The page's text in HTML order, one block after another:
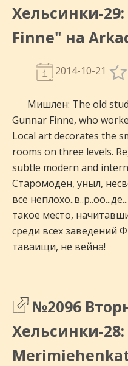
Хельсинки-
Finne" на
2014-10-21
Мишлен: The old
Gunnar Finne, who
Local art decorates the
rooms on three levels.
subtle modern and
Старомоден, уныл,
все
такое место,
среди всех заведений
таваищи, не вейна!
№2096
Хельсинки-